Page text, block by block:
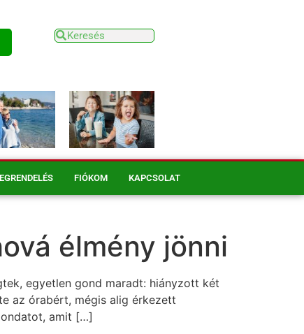
FIÓKOM KAPCSOLAT
élmény jönni
egyetlen gond maradt: hiányzott két
az órabért, mégis alig érkezett
amit […]